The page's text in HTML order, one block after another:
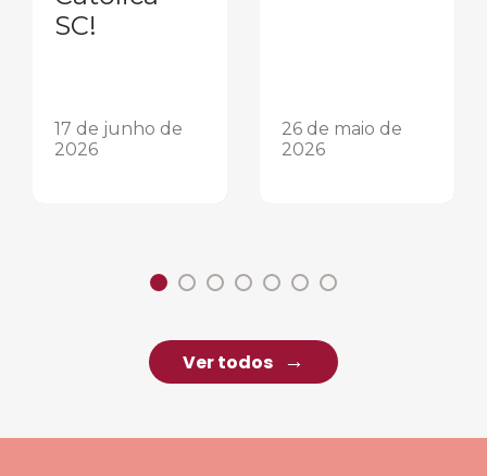
SC!
17 de junho de
2026
26 de maio de
2026
Ver todos